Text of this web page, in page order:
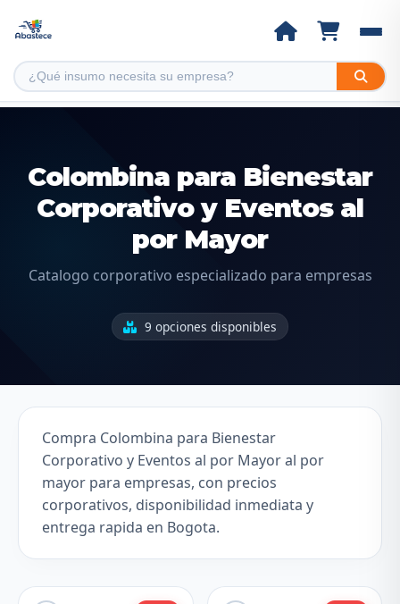
Colombina para Bienestar
Corporativo y Eventos al
por Mayor
Catalogo corporativo especializado para empresas
9 opciones disponibles
Compra Colombina para Bienestar
Corporativo y Eventos al por Mayor al por
mayor para empresas, con precios
corporativos, disponibilidad inmediata y
entrega rapida en Bogota.